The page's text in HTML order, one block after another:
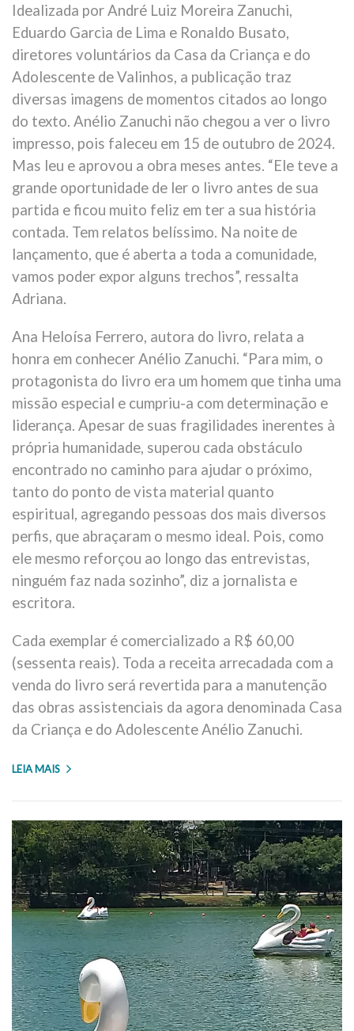
Idealizada por André Luiz Moreira Zanuchi,
Eduardo Garcia de Lima e Ronaldo Busato,
diretores voluntários da Casa da Criança e do
Adolescente de Valinhos, a publicação traz
diversas imagens de momentos citados ao longo
do texto. Anélio Zanuchi não chegou a ver o livro
impresso, pois faleceu em 15 de outubro de 2024.
Mas leu e aprovou a obra meses antes. “Ele teve a
grande oportunidade de ler o livro antes de sua
partida e ficou muito feliz em ter a sua história
contada. Tem relatos belíssimo. Na noite de
lançamento, que é aberta a toda a comunidade,
vamos poder expor alguns trechos”, ressalta
Adriana.
Ana Heloísa Ferrero, autora do livro, relata a
honra em conhecer Anélio Zanuchi. “Para mim, o
protagonista do livro era um homem que tinha uma
missão especial e cumpriu-a com determinação e
liderança. Apesar de suas fragilidades inerentes à
própria humanidade, superou cada obstáculo
encontrado no caminho para ajudar o próximo,
tanto do ponto de vista material quanto
espiritual, agregando pessoas dos mais diversos
perfis, que abraçaram o mesmo ideal. Pois, como
ele mesmo reforçou ao longo das entrevistas,
ninguém faz nada sozinho”, diz a jornalista e
escritora.
Cada exemplar é comercializado a R$ 60,00
(sessenta reais). Toda a receita arrecadada com a
venda do livro será revertida para a manutenção
das obras assistenciais da agora denominada Casa
da Criança e do Adolescente Anélio Zanuchi.
LEIA MAIS